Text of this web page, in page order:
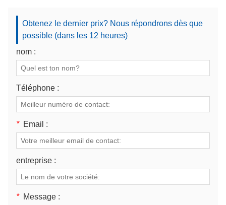
Obtenez le dernier prix? Nous répondrons dès que
possible (dans les 12 heures)
nom :
Téléphone :
* Email :
entreprise :
* Message :